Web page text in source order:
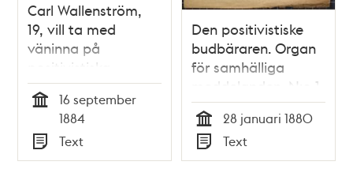
Carl Wallenström,
19, vill ta med
väninna på
positivistiska
sammanträden -
brev till Dr Nyström
16 september
1884
Typ
Text
Den positivistiske
budbäraren. Organ
för samhälliga
meddelanden. N:o 1.
28 Jan. 1880.
Tid
28 januari 1880
Typ
Text